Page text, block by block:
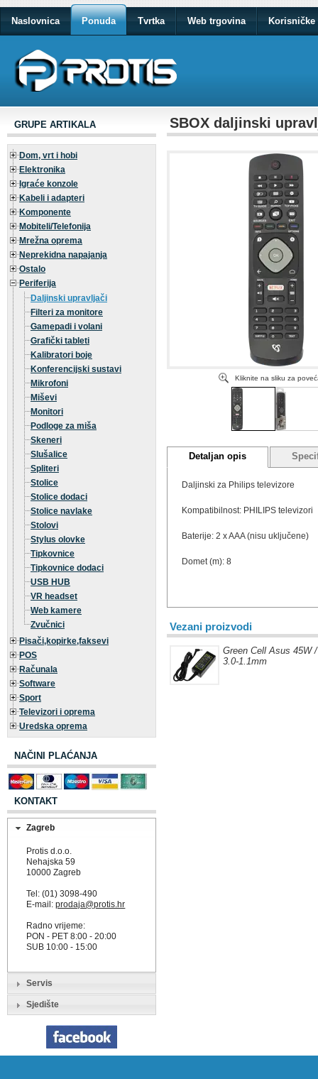
Naslovnica Ponuda Tvrtka Web trgovina Korisničke
GRUPE ARTIKALA
Dom, vrt i hobi
Elektronika
Igraće konzole
Kabeli i adapteri
Komponente
Mobiteli/Telefonija
Mrežna oprema
Neprekidna napajanja
Ostalo
Periferija
Daljinski upravljači
Filteri za monitore
Gamepadi i volani
Grafički tableti
Kalibratori boje
Konferencijski sustavi
Mikrofoni
Miševi
Monitori
Podloge za miša
Skeneri
Slušalice
Spliteri
Stolice
Stolice dodaci
Stolice navlake
Stolovi
Stylus olovke
Tipkovnice
Tipkovnice dodaci
USB HUB
VR headset
Web kamere
Zvučnici
Pisači,kopirke,faksevi
POS
Računala
Software
Sport
Televizori i oprema
Uredska oprema
NAČINI PLAĆANJA
KONTAKT
Zagreb
Protis d.o.o.
Nehajska 59
10000 Zagreb
Tel: (01) 3098-490
E-mail:prodaja@protis.hr
Radno vrijeme:
PON - PET 8:00 - 20:00
SUB 10:00 - 15:00
Servis
Sjedište
SBOX daljinski
Kliknite na sliku za
Detaljan opis
Daljinski za Philips televizore
Kompatibilnost: PHILIPS televizori
Baterije: 2 x AAA (nisu uključene)
Domet (m): 8
Vezani proizvodi
Green Cell Asus 45W
3.0-1.1mm